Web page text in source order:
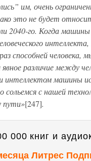
им, очень
это не будет
2040-го. Когда
способней человека,
различие между
интеллектом машины
сольемся с нашей
пути»[247].
000 книг и
Литрес